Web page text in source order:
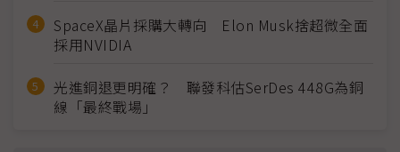
SpaceX晶片採購大轉向 Elon Musk捨超微全面
採用NVIDIA
光進銅退更明確？ 聯發科估SerDes 448G為銅
線「最終戰場」